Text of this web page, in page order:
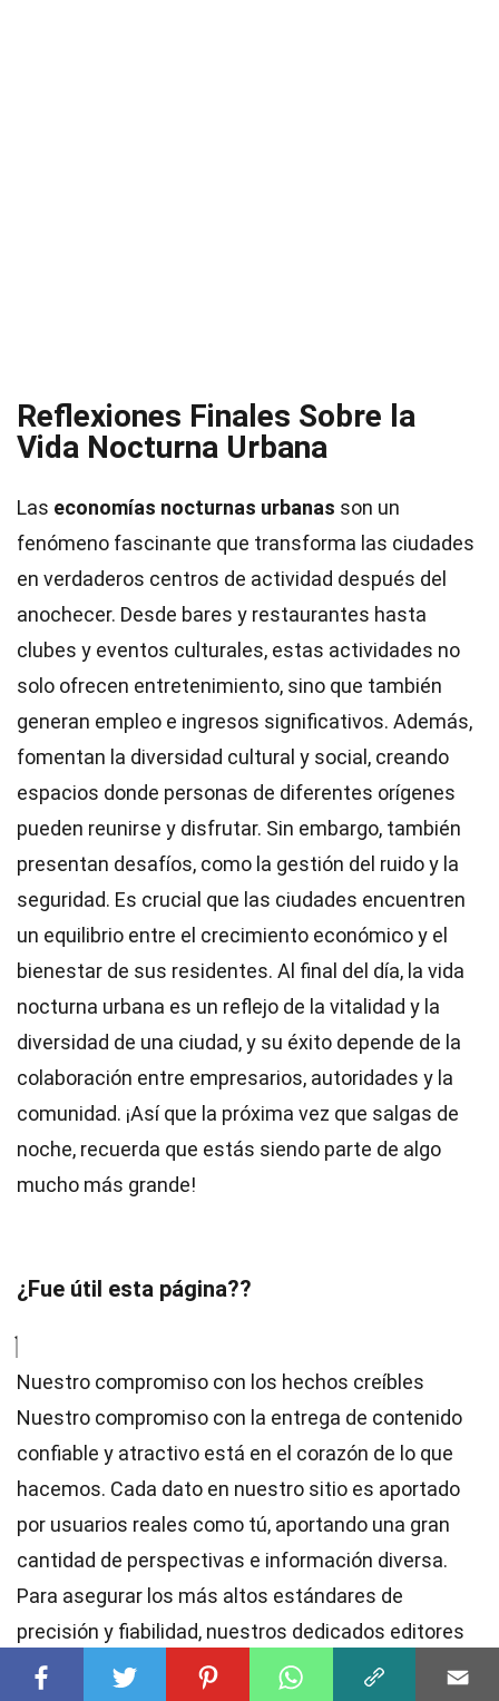
Reflexiones Finales Sobre la
Vida Nocturna Urbana
Las economías nocturnas urbanas son un
fenómeno fascinante que transforma las ciudades
en verdaderos centros de actividad después del
anochecer. Desde bares y restaurantes hasta
clubes y eventos culturales, estas actividades no
solo ofrecen entretenimiento, sino que también
generan empleo e ingresos significativos. Además,
fomentan la diversidad cultural y social, creando
espacios donde personas de diferentes orígenes
pueden reunirse y disfrutar. Sin embargo, también
presentan desafíos, como la gestión del ruido y la
seguridad. Es crucial que las ciudades encuentren
un equilibrio entre el crecimiento económico y el
bienestar de sus residentes. Al final del día, la vida
nocturna urbana es un reflejo de la vitalidad y la
diversidad de una ciudad, y su éxito depende de la
colaboración entre empresarios, autoridades y la
comunidad. ¡Así que la próxima vez que salgas de
noche, recuerda que estás siendo parte de algo
mucho más grande!
¿Fue útil esta página??
Nuestro compromiso con los hechos creíbles
Nuestro compromiso con la entrega de contenido
confiable y atractivo está en el corazón de lo que
hacemos. Cada dato en nuestro sitio es aportado
por usuarios reales como tú, aportando una gran
cantidad de perspectivas e información diversa.
Para asegurar los más altos estándares de
precisión y fiabilidad, nuestros dedicados editores
revisan meticulosamente cada envío. Este proceso